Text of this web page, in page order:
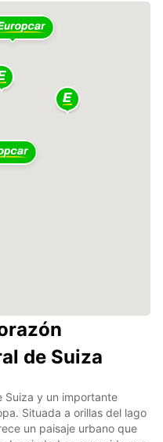
de Suiza
Suiza y un importante
Situada a orillas del lago
un paisaje urbano que